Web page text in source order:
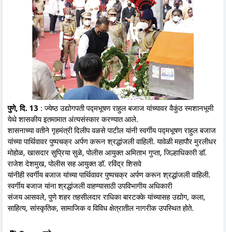
पुणे, दि. 13 : ज्येष्ठ उद्योगपती पद्मभूषण राहुल बजाज यांच्यावर वैकुंठ स्मशानभूमी
येथे शासकीय इतमामात अंत्यसंस्कार करण्यात आले.
शासनाच्या वतीने गृहमंत्री दिलीप वळसे पाटील यांनी स्वर्गीय पद्मभूषण राहुल बजाज
यांच्या पार्थिवावर पुष्पचक्र अर्पण करून श्रद्धांजली वाहिली. यावेळी महापौर मुरलीधर
मोहोळ, खासदार सुप्रिया सुळे, पोलीस आयुक्त अमिताभ गुप्ता, जिल्हाधिकारी डॉ.
राजेश देशमुख, पोलीस सह आयुक्त डॉ. रविंद्र शिसवे
यांनीही स्वर्गीय बजाज यांच्या पार्थिवावर पुष्पचक्र अर्पण करून श्रद्धांजली वाहिली.
स्वर्गीय बजाज यांना श्रद्धांजली वाहण्यासाठी उपविभागीय अधिकारी
संजय आसवले, पुणे शहर तहसीलदार राधिका बारटक्के यांच्यासह उद्योग, कला,
साहित्य, सांस्कृतिक, सामाजिक व विविध क्षेत्रातील नागरीक उपस्थित होते.